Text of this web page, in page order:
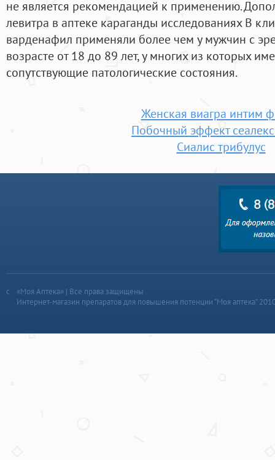
не является рекомендацией к применению.
левитра в аптеке караганды исследованиях В
варденафил применяли более чем у мужчин с
возрасте от 18 до 89 лет, у многих из которых
сопутствующие патологические состояния.
Женская виагра интим
Побочный эффект
Сиалис трибулус
«Моя Аптека» | Все права защищены
Интернет-магазин препаратов для повышения потенции “Моя аптека”